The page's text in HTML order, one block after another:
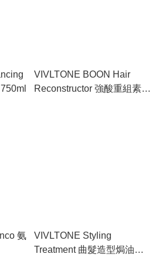
VIVLTONE BOON Hair
Reconstructor 強酸重組素
氨
VIVLTONE Styling
Treatment 曲髮造型焗油